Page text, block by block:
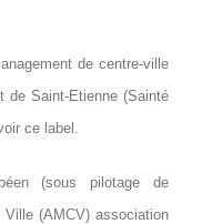
de centre-ville
de Saint-Etienne (Sainté
ce label.
(sous pilotage de
Ville (AMCV) association